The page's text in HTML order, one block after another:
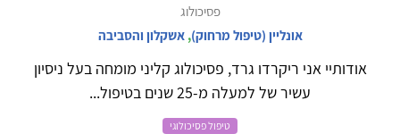
פסיכולוג
אונליין (טיפול מרחוק),אשקלון והסביבה
אודותיי אני ריקרדו גרד, פסיכולוג קליני מומחה בעל ניסיון
עשיר של למעלה מ-25 שנים בטיפול...
טיפול פסיכולוגי